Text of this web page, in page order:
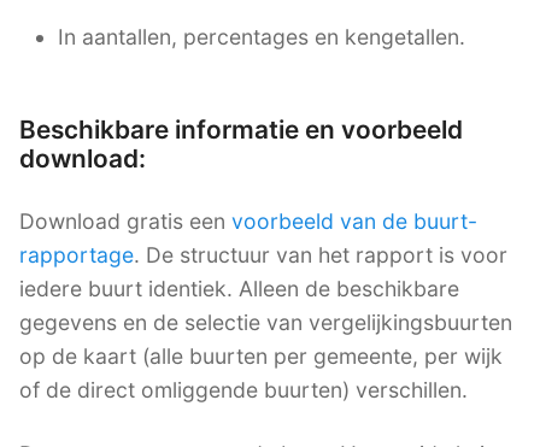
In aantallen, percentages en kengetallen.
Beschikbare informatie en voorbeeld
download:
Download gratis een voorbeeld van de buurt-
rapportage. De structuur van het rapport is voor
iedere buurt identiek. Alleen de beschikbare
gegevens en de selectie van vergelijkingsbuurten
op de kaart (alle buurten per gemeente, per wijk
of de direct omliggende buurten) verschillen.